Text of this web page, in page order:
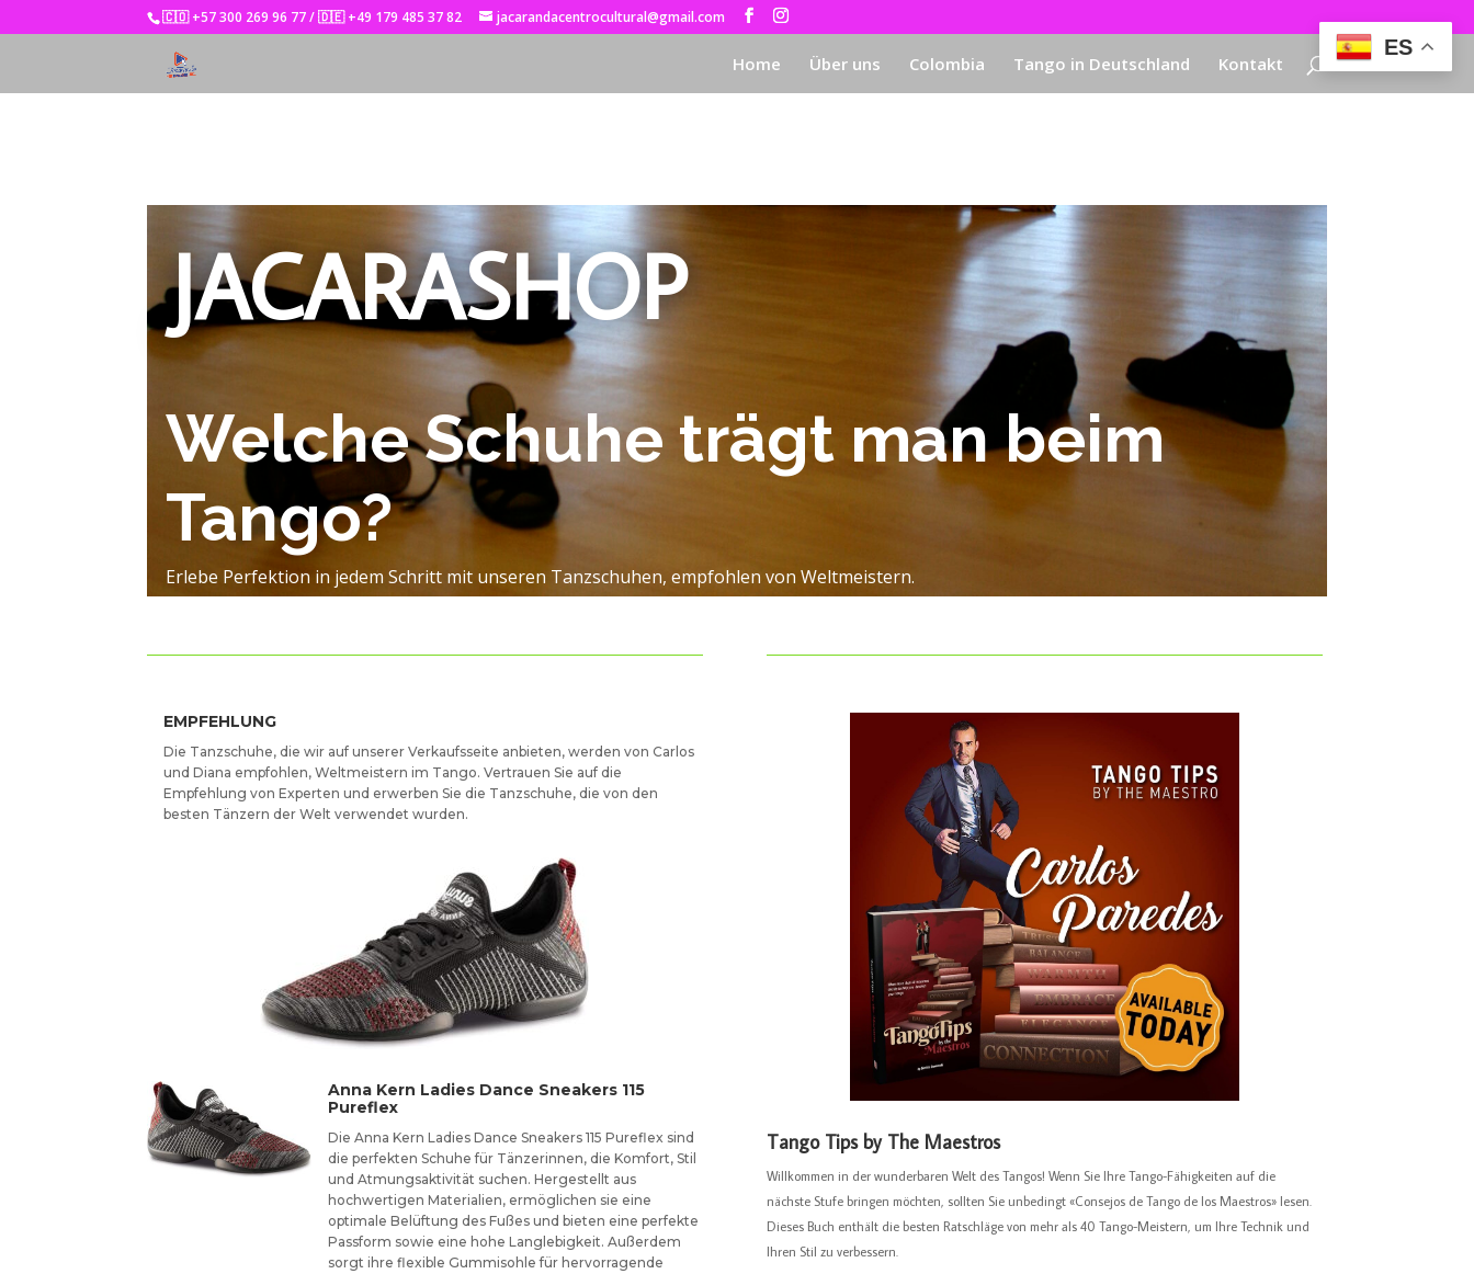
🇨🇴 +57 300 269 96 77 / 🇩🇪 +49 179 485 37 82 jacarandacentrocultural@gmail.com
Home Über uns Colombia Tango in Deutschland Kontakt
JACARASHOP
Welche Schuhe trägt man beim
Tango?
Erlebe Perfektion in jedem Schritt mit unseren Tanzschuhen, empfohlen von Weltmeistern.
EMPFEHLUNG
Die Tanzschuhe, die wir auf unserer Verkaufsseite anbieten, werden von Carlos
und Diana empfohlen, Weltmeistern im Tango. Vertrauen Sie auf die
Empfehlung von Experten und erwerben Sie die Tanzschuhe, die von den
besten Tänzern der Welt verwendet wurden.
Anna Kern Ladies Dance Sneakers 115
Pureflex
Die Anna Kern Ladies Dance Sneakers 115 Pureflex sind
die perfekten Schuhe für Tänzerinnen, die Komfort, Stil
und Atmungsaktivität suchen. Hergestellt aus
hochwertigen Materialien, ermöglichen sie eine
optimale Belüftung des Fußes und bieten eine perfekte
Passform sowie eine hohe Langlebigkeit. Außerdem
sorgt ihre flexible Gummisohle für hervorragende
Tango Tips by The Maestros
Willkommen in der wunderbaren Welt des Tangos! Wenn Sie Ihre Tango-Fähigkeiten auf die
nächste Stufe bringen möchten, sollten Sie unbedingt «Consejos de Tango de los Maestros» lesen.
Dieses Buch enthält die besten Ratschläge von mehr als 40 Tango-Meistern, um Ihre Technik und
Ihren Stil zu verbessern.
ES